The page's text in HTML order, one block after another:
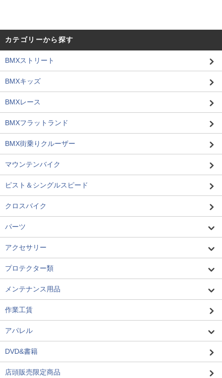
カテゴリーから探す
BMXストリート
BMXキッズ
BMXレース
BMXフラットランド
BMX街乗りクルーザー
マウンテンバイク
ピスト＆シングルスピード
クロスバイク
パーツ
アクセサリー
プロテクター類
メンテナンス用品
作業工賃
アパレル
DVD&書籍
店頭販売限定商品